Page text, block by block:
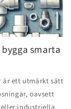
smarta
är ett utmärkt sätt
oavsett
industriella